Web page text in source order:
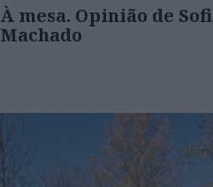
À mesa. Opinião de
Machado